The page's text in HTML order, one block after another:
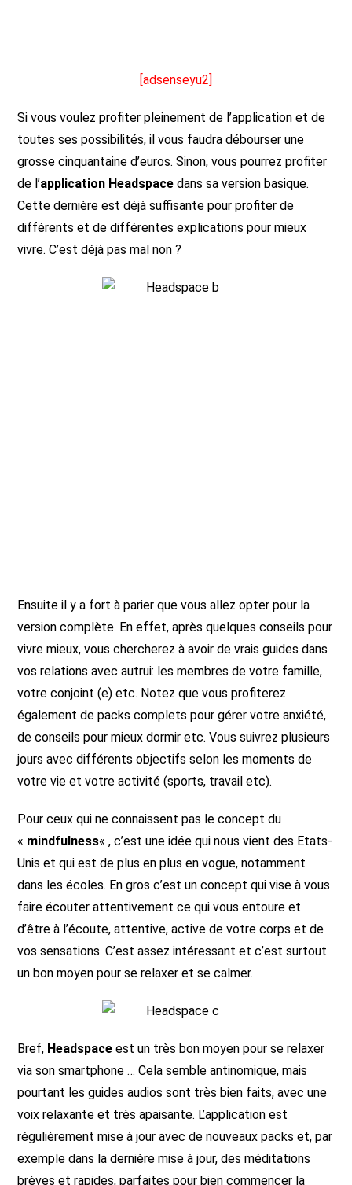
[adsenseyu2]
Si vous voulez profiter pleinement de l’application et de
toutes ses possibilités, il vous faudra débourser une
grosse cinquantaine d’euros. Sinon, vous pourrez profiter
de l’application Headspace dans sa version basique.
Cette dernière est déjà suffisante pour profiter de
différents et de différentes explications pour mieux
vivre. C’est déjà pas mal non ?
Ensuite il y a fort à parier que vous allez opter pour la
version complète. En effet, après quelques conseils pour
vivre mieux, vous chercherez à avoir de vrais guides dans
vos relations avec autrui: les membres de votre famille,
votre conjoint (e) etc. Notez que vous profiterez
également de packs complets pour gérer votre anxiété,
de conseils pour mieux dormir etc. Vous suivrez plusieurs
jours avec différents objectifs selon les moments de
votre vie et votre activité (sports, travail etc).
Pour ceux qui ne connaissent pas le concept du
« mindfulness« , c’est une idée qui nous vient des Etats-
Unis et qui est de plus en plus en vogue, notamment
dans les écoles. En gros c’est un concept qui vise à vous
faire écouter attentivement ce qui vous entoure et
d’être à l’écoute, attentive, active de votre corps et de
vos sensations. C’est assez intéressant et c’est surtout
un bon moyen pour se relaxer et se calmer.
Bref, Headspace est un très bon moyen pour se relaxer
via son smartphone … Cela semble antinomique, mais
pourtant les guides audios sont très bien faits, avec une
voix relaxante et très apaisante. L’application est
régulièrement mise à jour avec de nouveaux packs et, par
exemple dans la dernière mise à jour, des méditations
brèves et rapides, parfaites pour bien commencer la